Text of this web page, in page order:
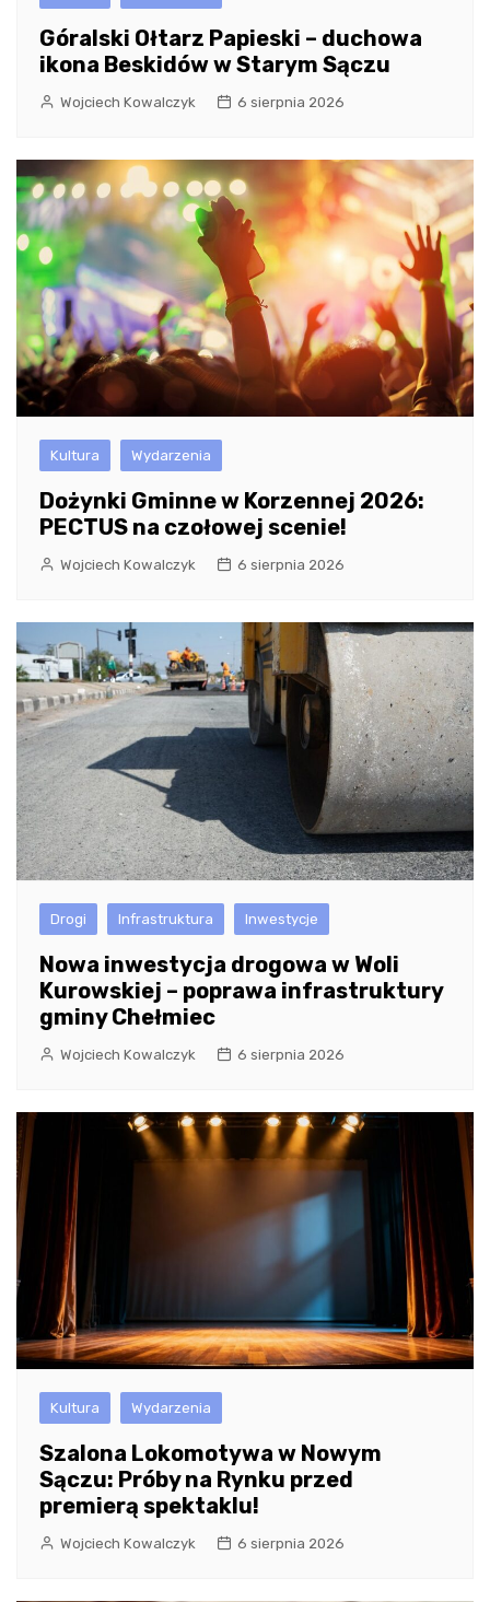
Góralski Ołtarz Papieski – duchowa
ikona Beskidów w Starym Sączu
Wojciech Kowalczyk 6 sierpnia 2026
Kultura Wydarzenia
Dożynki Gminne w Korzennej 2026:
PECTUS na czołowej scenie!
Wojciech Kowalczyk 6 sierpnia 2026
Drogi Infrastruktura Inwestycje
Nowa inwestycja drogowa w Woli
Kurowskiej – poprawa infrastruktury
gminy Chełmiec
Wojciech Kowalczyk 6 sierpnia 2026
Kultura Wydarzenia
Szalona Lokomotywa w Nowym
Sączu: Próby na Rynku przed
premierą spektaklu!
Wojciech Kowalczyk 6 sierpnia 2026